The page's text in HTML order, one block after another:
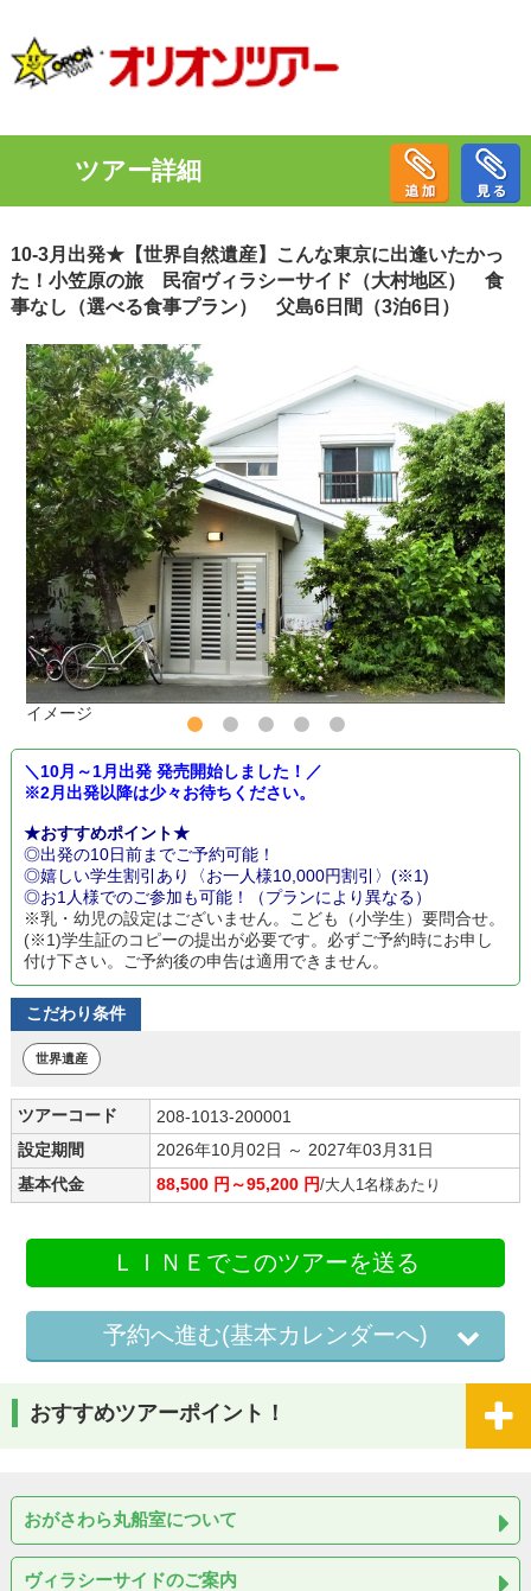
ツアー詳細
10-3月出発★【世界自然遺産】こんな東京に出逢いたかっ
た！小笠原の旅 民宿ヴィラシーサイド（大村地区） 食
事なし（選べる食事プラン） 父島6日間（3泊6日）
イメージ
＼10月～1月出発 発売開始しました！／
※2月出発以降は少々お待ちください。
★おすすめポイント★
◎出発の10日前までご予約可能！
◎嬉しい学生割引あり〈お一人様10,000円割引〉(※1)
◎お1人様でのご参加も可能！（プランにより異なる）
※乳・幼児の設定はございません。こども（小学生）要問合せ。
(※1)学生証のコピーの提出が必要です。必ずご予約時にお申し
付け下さい。ご予約後の申告は適用できません。
こだわり条件
世界遺産
ツアーコード
208-1013-200001
設定期間
2026年10月02日 ～ 2027年03月31日
基本代金
88,500 円～95,200 円/大人1名様あたり
ＬＩＮＥでこのツアーを送る
予約へ進む(基本カレンダーへ)
おすすめツアーポイント！
おがさわら丸船室について
ヴィラシーサイドのご案内